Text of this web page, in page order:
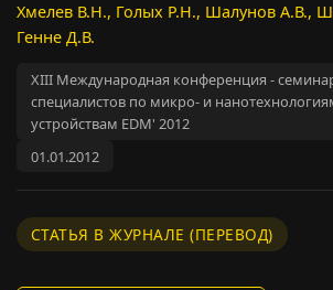
Хмелев В.Н., Голых Р.Н., Шалунов А.В.,
Генне Д.В.
XIII Международная конференция -
специалистов по микро- и
устройствам EDM' 2012
01.01.2012
СТАТЬЯ В ЖУРНАЛЕ (ПЕРЕВОД)